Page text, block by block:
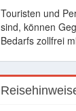
Touristen und
sind, können
Bedarfs zollfrei